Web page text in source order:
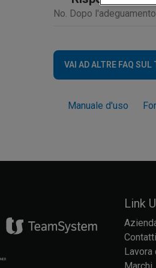
No. Dopo
VAI AD ALTRE FAQ SUL
Manuale d'uso
Link
Contatti
Lavora